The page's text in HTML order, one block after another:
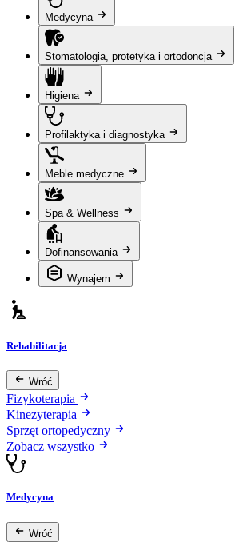
Medycyna
Stomatologia, protetyka i ortodoncja
Higiena
Profilaktyka i diagnostyka
Meble medyczne
Spa & Wellness
Dofinansowania
Wynajem
Rehabilitacja
Wróć
Fizykoterapia
Kinezyterapia
Sprzęt ortopedyczny
Zobacz wszystko
Medycyna
Wróć